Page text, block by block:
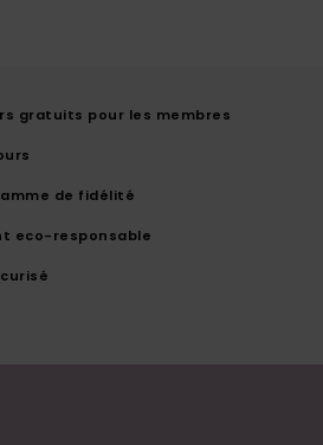
gratuits pour les membres
de fidélité
eco-responsable